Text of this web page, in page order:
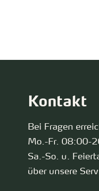
Kontakt
Bei Fragen
Mo.-Fr. 08:00-
Sa.-So. u.
über unsere